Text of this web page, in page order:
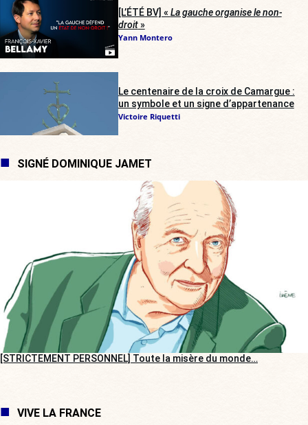
[L’ÉTÉ BV] « La gauche organise le non-
droit»
Yann Montero
Le centenaire de la croix de Camargue :
un symbole et un signe d’appartenance
Victoire Riquetti
SIGNÉ DOMINIQUE JAMET
[STRICTEMENT PERSONNEL] Toute la misère du monde…
VIVE LA FRANCE